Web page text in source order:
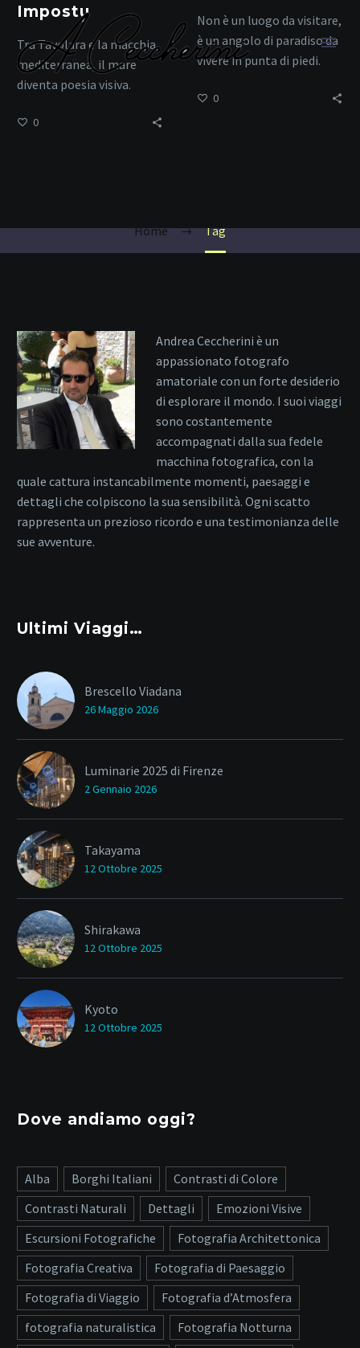
Home Tag
Impostu
Tra Tavolara e la macchia
mediterranea, il mare
diventa poesia visiva.
0
Non è un luogo da visitare,
è un angolo di paradiso da
vivere in punta di piedi.
0
Andrea Ceccherini è un
appassionato fotografo
amatoriale con un forte desiderio
di esplorare il mondo. I suoi viaggi
sono costantemente
accompagnati dalla sua fedele
macchina fotografica, con la
quale cattura instancabilmente momenti, paesaggi e
dettagli che colpiscono la sua sensibilità. Ogni scatto
rappresenta un prezioso ricordo e una testimonianza delle
sue avventure.
Ultimi Viaggi…
Brescello Viadana
26 Maggio 2026
Luminarie 2025 di Firenze
2 Gennaio 2026
Takayama
12 Ottobre 2025
Shirakawa
12 Ottobre 2025
Kyoto
12 Ottobre 2025
Dove andiamo oggi?
Alba Borghi Italiani
Contrasti di Colore
Contrasti Naturali
Dettagli
Emozioni Visive
Escursioni Fotografiche
Fotografia Architettonica
Fotografia Creativa
Fotografia di Paesaggio
Fotografia di Viaggio
Fotografia d’Atmosfera
fotografia naturalistica
Fotografia Notturna